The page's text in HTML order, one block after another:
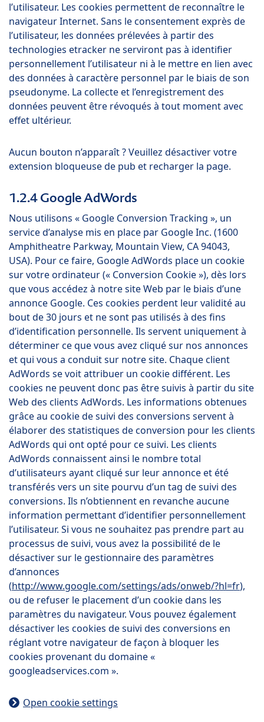
l’utilisateur. Les cookies permettent de reconnaître le
navigateur Internet. Sans le consentement exprès de
l’utilisateur, les données prélevées à partir des
technologies etracker ne serviront pas à identifier
personnellement l’utilisateur ni à le mettre en lien avec
des données à caractère personnel par le biais de son
pseudonyme. La collecte et l’enregistrement des
données peuvent être révoqués à tout moment avec
effet ultérieur.
Aucun bouton n’apparaît ? Veuillez désactiver votre
extension bloqueuse de pub et recharger la page.
1.2.4 Google AdWords
Nous utilisons « Google Conversion Tracking », un
service d’analyse mis en place par Google Inc. (1600
Amphitheatre Parkway, Mountain View, CA 94043,
USA). Pour ce faire, Google AdWords place un cookie
sur votre ordinateur (« Conversion Cookie »), dès lors
que vous accédez à notre site Web par le biais d’une
annonce Google. Ces cookies perdent leur validité au
bout de 30 jours et ne sont pas utilisés à des fins
d’identification personnelle. Ils servent uniquement à
déterminer ce que vous avez cliqué sur nos annonces
et qui vous a conduit sur notre site. Chaque client
AdWords se voit attribuer un cookie différent. Les
cookies ne peuvent donc pas être suivis à partir du site
Web des clients AdWords. Les informations obtenues
grâce au cookie de suivi des conversions servent à
élaborer des statistiques de conversion pour les clients
AdWords qui ont opté pour ce suivi. Les clients
AdWords connaissent ainsi le nombre total
d’utilisateurs ayant cliqué sur leur annonce et été
transférés vers un site pourvu d’un tag de suivi des
conversions. Ils n’obtiennent en revanche aucune
information permettant d’identifier personnellement
l’utilisateur. Si vous ne souhaitez pas prendre part au
processus de suivi, vous avez la possibilité de le
désactiver sur le gestionnaire des paramètres
d’annonces
(http://www.google.com/settings/ads/onweb/?hl=fr),
ou de refuser le placement d’un cookie dans les
paramètres du navigateur. Vous pouvez également
désactiver les cookies de suivi des conversions en
réglant votre navigateur de façon à bloquer les
cookies provenant du domaine «
googleadservices.com ».
Open cookie settings